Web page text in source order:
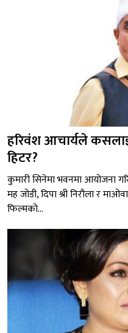
हरिवंश आचार्यले कसलाई
हिटर?
कुमारी सिनेमा भवनमा आयोजना
मह जोडी, दिपा श्री निरौला र
फिल्मको...